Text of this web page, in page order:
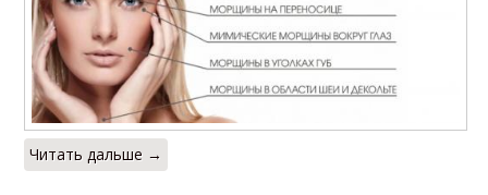
Читать дальше →